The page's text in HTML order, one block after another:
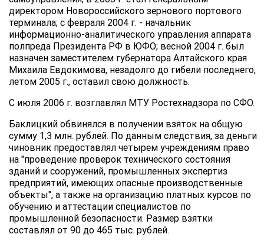
директором Новороссийского зернового портового
терминала; с февраля 2004 г. - начальник
информационно-аналитического управления аппарата
полпреда Президента РФ в ЮФО; весной 2004 г. был
назначен заместителем губернатора Алтайского края
Михаила Евдокимова, незадолго до гибели последнего,
летом 2005 г., оставил свою должность.
С июля 2006 г. возглавлял МТУ Ростехнадзора по СФО.
Баклицкий обвинялся в получении взяток на общую
сумму 1,3 млн. рублей. По данным следствия, за деньги
чиновник предоставлял четырем учреждениям право
на "проведение проверок технического состояния
зданий и сооружений, промышленных экспертиз
предприятий, имеющих опасные производственные
объекты", а также на организацию платных курсов по
обучению и аттестации специалистов по
промышленной безопасности. Размер взятки
составлял от 90 до 465 тыс. рублей.